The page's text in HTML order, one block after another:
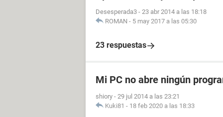
Desesperada3 - 23 abr 2014 a las 18:18
ROMAN - 5 may 2017 a las 05:30
23 respuestas
Mi PC no abre ningún
shiory - 29 jul 2014 a las 23:21
Kuki81 - 18 feb 2020 a las 18:33